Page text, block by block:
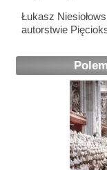
ŚWIADKOWIE
JEHOWY
OBRONIE
Łukasz
autorstwie